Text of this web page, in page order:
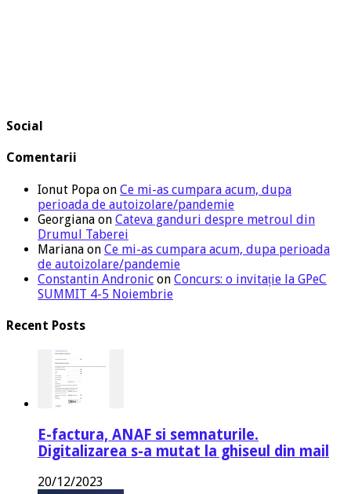
Social
Comentarii
Ionut Popa on Ce mi-as cumpara acum, dupa
perioada de autoizolare/pandemie
Georgiana on Cateva ganduri despre metroul din
Drumul Taberei
Mariana on Ce mi-as cumpara acum, dupa perioada
de autoizolare/pandemie
Constantin Andronic on Concurs: o invitație la GPeC
SUMMIT 4-5 Noiembrie
Recent Posts
E-factura, ANAF si semnaturile.
Digitalizarea s-a mutat la ghiseul din mail
20/12/2023